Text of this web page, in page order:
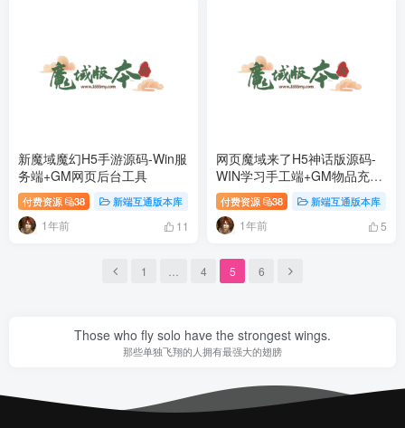
新魔域魔幻H5手游源码-Win服
务端+GM网页后台工具
付费资源 38 新端互通版本库
1年前 11
网页魔域来了H5神话版源码-
WIN学习手工端+GM物品充值
后台
付费资源 38 新端互通版本库
1年前 5
1 4 5 6
Those who fly solo have the strongest wings.
那些单独飞翔的人拥有最强大的翅膀